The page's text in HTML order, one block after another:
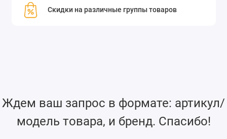
Скидки на различные группы товаров
Ждем ваш запрос в формате: артикул/
модель товара, и бренд. Спасибо!